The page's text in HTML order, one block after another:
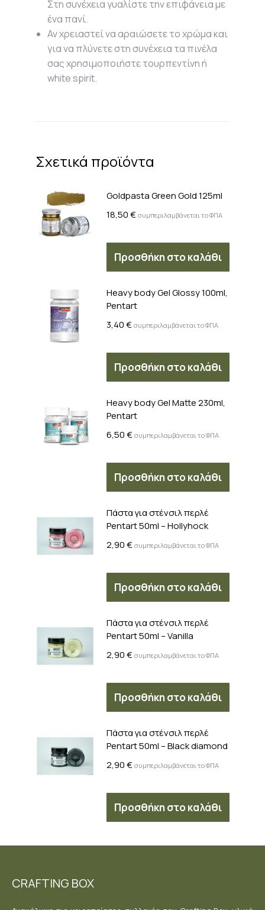
Στη συνέχεια γυαλίστε την επιφάνεια με
ένα πανί.
Αν χρειαστεί να αραιώσετε το χρώμα και
για να πλύνετε στη συνέχεια τα πινέλα
σας χρησιμοποιήστε τουρπεντίνη ή
white spirit.
Σχετικά προϊόντα
Goldpasta Green Gold 125ml
18,50€ συμπεριλαμβάνεται το ΦΠΑ
Προσθήκη στο καλάθι
Heavy body Gel Glossy 100ml,
Pentart
3,40€ συμπεριλαμβάνεται το ΦΠΑ
Προσθήκη στο καλάθι
Heavy body Gel Matte 230ml,
Pentart
6,50€ συμπεριλαμβάνεται το ΦΠΑ
Προσθήκη στο καλάθι
Πάστα για στένσιλ περλέ
Pentart 50ml – Hollyhock
2,90€ συμπεριλαμβάνεται το ΦΠΑ
Προσθήκη στο καλάθι
Πάστα για στένσιλ περλέ
Pentart 50ml – Vanilla
2,90€ συμπεριλαμβάνεται το ΦΠΑ
Προσθήκη στο καλάθι
Πάστα για στένσιλ περλέ
Pentart 50ml – Black diamond
2,90€ συμπεριλαμβάνεται το ΦΠΑ
Προσθήκη στο καλάθι
CRAFTING BOX